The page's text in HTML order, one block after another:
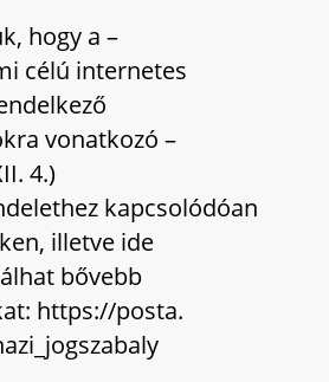
hogy a –
célú internetes
vonatkozó –
4.)
kapcsolódóan
illetve ide
bővebb
https://posta.